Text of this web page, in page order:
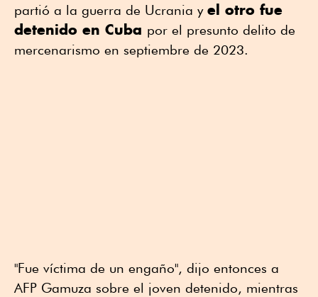
partió a la guerra de Ucrania y el otro fue
detenido en Cuba por el presunto delito de
mercenarismo en septiembre de 2023.
"Fue víctima de un engaño", dijo entonces a
AFP Gamuza sobre el joven detenido, mientras